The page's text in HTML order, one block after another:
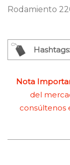
Rodamiento
Hashtags:
Nota
del
consúltenos